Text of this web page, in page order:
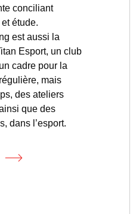
conciliant
étude.
est aussi la
Esport, un club
cadre pour la
mais
des ateliers
que des
dans l’esport.